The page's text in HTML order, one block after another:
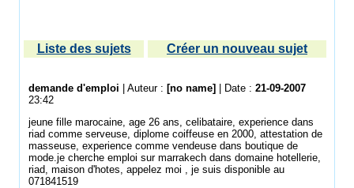
Liste des sujets Créer un nouveau sujet
demande d'emploi | Auteur : [no name] | Date : 21-09-2007
23:42
jeune fille marocaine, age 26 ans, celibataire, experience dans
riad comme serveuse, diplome coiffeuse en 2000, attestation de
masseuse, experience comme vendeuse dans boutique de
mode.je cherche emploi sur marrakech dans domaine hotellerie,
riad, maison d'hotes, appelez moi , je suis disponible au
071841519